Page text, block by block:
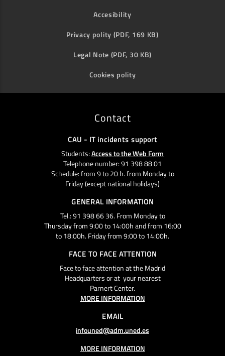
Accesibility
Privacy polity (PDF, 169 KB)
Legal Note (PDF, 30 KB)
Cookies polity
Contact
CAU - IT incidents support
Students:Access to the Web Form
Telephone number: 91 398 88 01
Schedule: from 9 to 20 h. from Monday to
Friday (except national holidays)
GENERAL INFORMATION
Tel.: 91 398 66 36. From Monday to
Thursday from 9:00 to 14:00h and from 16:00
to 18:00h. Friday from 9:00 to 14:00h.
FACE TO FACE ATTENTION
Face to face attention at the Madrid
Headquarters or at your nearest
Parnert Center.
MORE INFORMATION
EMAIL
infouned@adm.uned.es
MORE INFORMATION